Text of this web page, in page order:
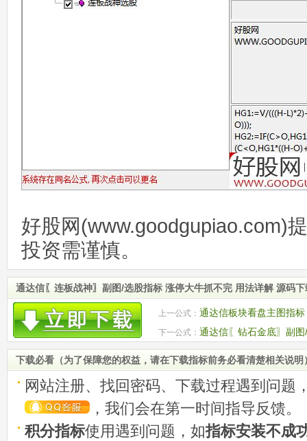
好股网(www.goodgupiao.com)
投资需谨慎。
通达信〖连板战神〗副图/选股指标 涨停大牛抓不完 用法详解 源码
上一公式： 通达信板块看盘主图指
下一公式： 通达信〖钻石金底〗副
反转买点信号 源码
下载必看（为了保障您的权益，请在下载指标前务必看清楚相关说明
网站注册、找回密码、下载过程遇到问题
，我们会在第一时间指导反馈。
积分指标使用遇到问题，如指标安装不成